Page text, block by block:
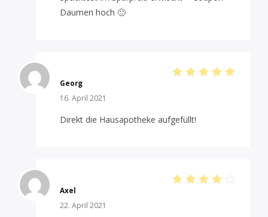
Daumen hoch 🙂
Georg
16. April 2021
Direkt die Hausapotheke aufgefüllt!
Axel
22. April 2021